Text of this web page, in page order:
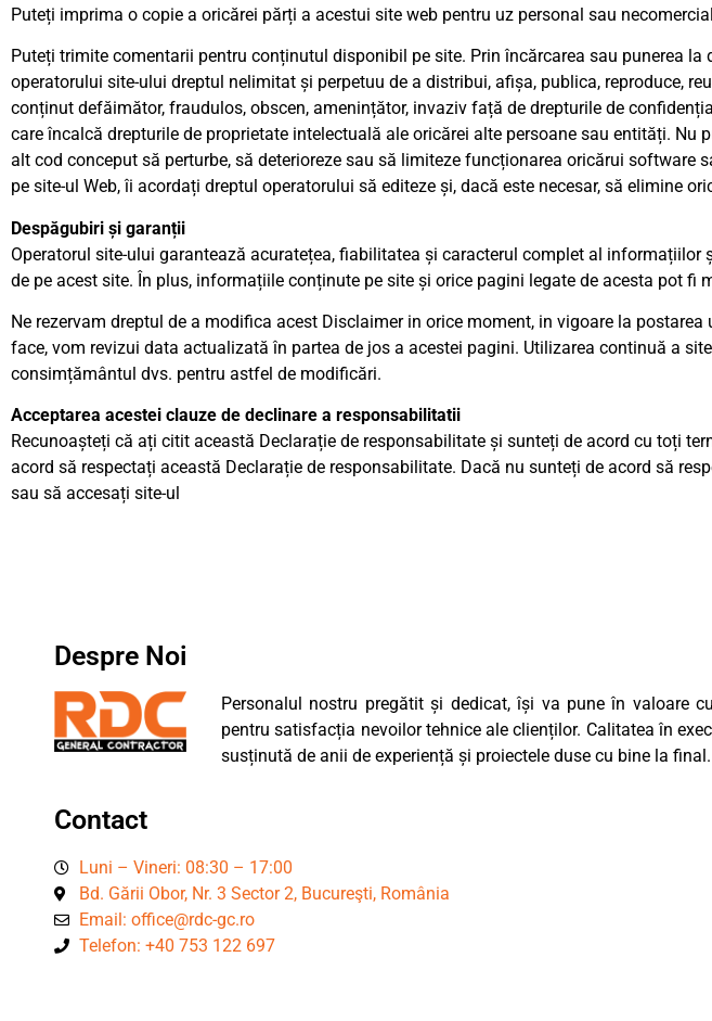
Puteți imprima o copie a oricărei părți a acestui site web pentru uz personal sau
Puteți trimite comentarii pentru conținutul disponibil pe site. Prin încărcarea sau punerea
operatorului site-ului dreptul nelimitat și perpetuu de a distribui, afișa, publica, reproduce,
conținut defăimător, fraudulos, obscen, amenințător, invaziv față de drepturile de
care încalcă drepturile de proprietate intelectuală ale oricărei alte persoane sau entități.
alt cod conceput să perturbe, să deterioreze sau să limiteze funcționarea oricărui software
pe site-ul Web, îi acordați dreptul operatorului să editeze și, dacă este necesar, să elimine
Despăgubiri și garanții
Operatorul site-ului garantează acuratețea, fiabilitatea și caracterul complet al
de pe acest site. În plus, informațiile conținute pe site și orice pagini legate de acesta pot fi
Ne rezervam dreptul de a modifica acest Disclaimer in orice moment, in vigoare la
face, vom revizui data actualizată în partea de jos a acestei pagini. Utilizarea continuă a
consimțământul dvs. pentru astfel de modificări.
Acceptarea acestei clauze de declinare a responsabilitatii
Recunoașteți că ați citit această Declarație de responsabilitate și sunteți de acord cu toți
acord să respectați această Declarație de responsabilitate. Dacă nu sunteți de acord să
sau să accesați site-ul
Despre Noi
Personalul nostru pregătit și dedicat, își va pune în valoare
pentru satisfacția nevoilor tehnice ale clienților. Calitatea în
susținută de anii de experiență și proiectele duse cu bine la final.
Contact
Luni – Vineri: 08:30 – 17:00
Bd. Gării Obor, Nr. 3 Sector 2, Bucureşti, România
Email: office@rdc-gc.ro
Telefon: +40 753 122 697